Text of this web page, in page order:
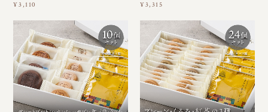
¥3,110 ¥3,315